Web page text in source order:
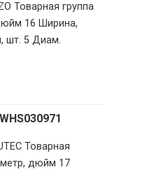
Товарная группа
16 Ширина,
шт. 5 Диам.
Товарная
дюйм 17